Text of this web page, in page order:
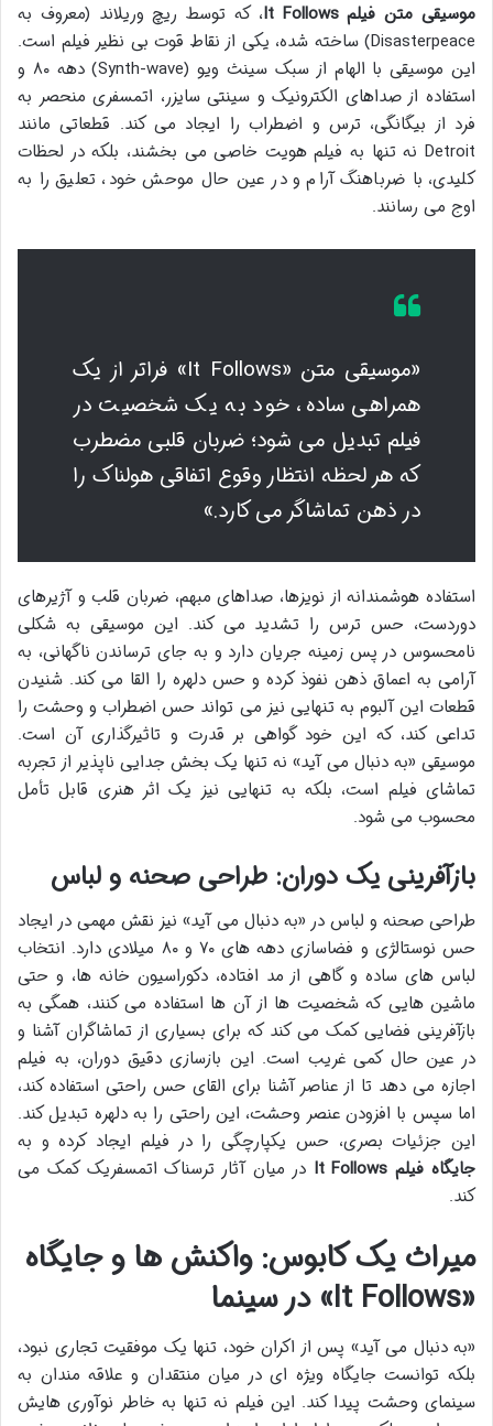
موسیقی متن فیلم It Follows
، که توسط ریچ وریلاند (معروف به
Disasterpeace) ساخته شده، یکی از نقاط قوت بی نظیر فیلم است.
این موسیقی با الهام از سبک سینث ویو (Synth-wave) دهه ۸۰ و
استفاده از صداهای الکترونیک و سینتی سایزر، اتمسفری منحصر به
فرد از بیگانگی، ترس و اضطراب را ایجاد می کند. قطعاتی مانند
Detroit نه تنها به فیلم هویت خاصی می بخشند، بلکه در لحظات
کلیدی، با ضرباهنگ آرام و در عین حال موحش خود، تعلیق را به
اوج می رسانند.
«موسیقی متن «It Follows» فراتر از یک
همراهی ساده، خود به یک شخصیت در
فیلم تبدیل می شود؛ ضربان قلبی مضطرب
که هر لحظه انتظار وقوع اتفاقی هولناک را
در ذهن تماشاگر می کارد.»
استفاده هوشمندانه از نویزها، صداهای مبهم، ضربان قلب و آژیرهای
دوردست، حس ترس را تشدید می کند. این موسیقی به شکلی
نامحسوس در پس زمینه جریان دارد و به جای ترساندن ناگهانی، به
آرامی به اعماق ذهن نفوذ کرده و حس دلهره را القا می کند. شنیدن
قطعات این آلبوم به تنهایی نیز می تواند حس اضطراب و وحشت را
تداعی کند، که این خود گواهی بر قدرت و تاثیرگذاری آن است.
موسیقی «به دنبال می آید» نه تنها یک بخش جدایی ناپذیر از تجربه
تماشای فیلم است، بلکه به تنهایی نیز یک اثر هنری قابل تأمل
محسوب می شود.
بازآفرینی یک دوران: طراحی صحنه و لباس
طراحی صحنه و لباس در «به دنبال می آید» نیز نقش مهمی در ایجاد
حس نوستالژی و فضاسازی دهه های ۷۰ و ۸۰ میلادی دارد. انتخاب
لباس های ساده و گاهی از مد افتاده، دکوراسیون خانه ها، و حتی
ماشین هایی که شخصیت ها از آن ها استفاده می کنند، همگی به
بازآفرینی فضایی کمک می کند که برای بسیاری از تماشاگران آشنا و
در عین حال کمی غریب است. این بازسازی دقیق دوران، به فیلم
اجازه می دهد تا از عناصر آشنا برای القای حس راحتی استفاده کند،
اما سپس با افزودن عنصر وحشت، این راحتی را به دلهره تبدیل کند.
این جزئیات بصری، حس یکپارچگی را در فیلم ایجاد کرده و به
جایگاه فیلم It Follows
در میان آثار ترسناک اتمسفریک کمک می
کند.
میراث یک کابوس: واکنش ها و جایگاه
«It Follows» در سینما
«به دنبال می آید» پس از اکران خود، تنها یک موفقیت تجاری نبود،
بلکه توانست جایگاه ویژه ای در میان منتقدان و علاقه مندان به
سینمای وحشت پیدا کند. این فیلم نه تنها به خاطر نوآوری هایش